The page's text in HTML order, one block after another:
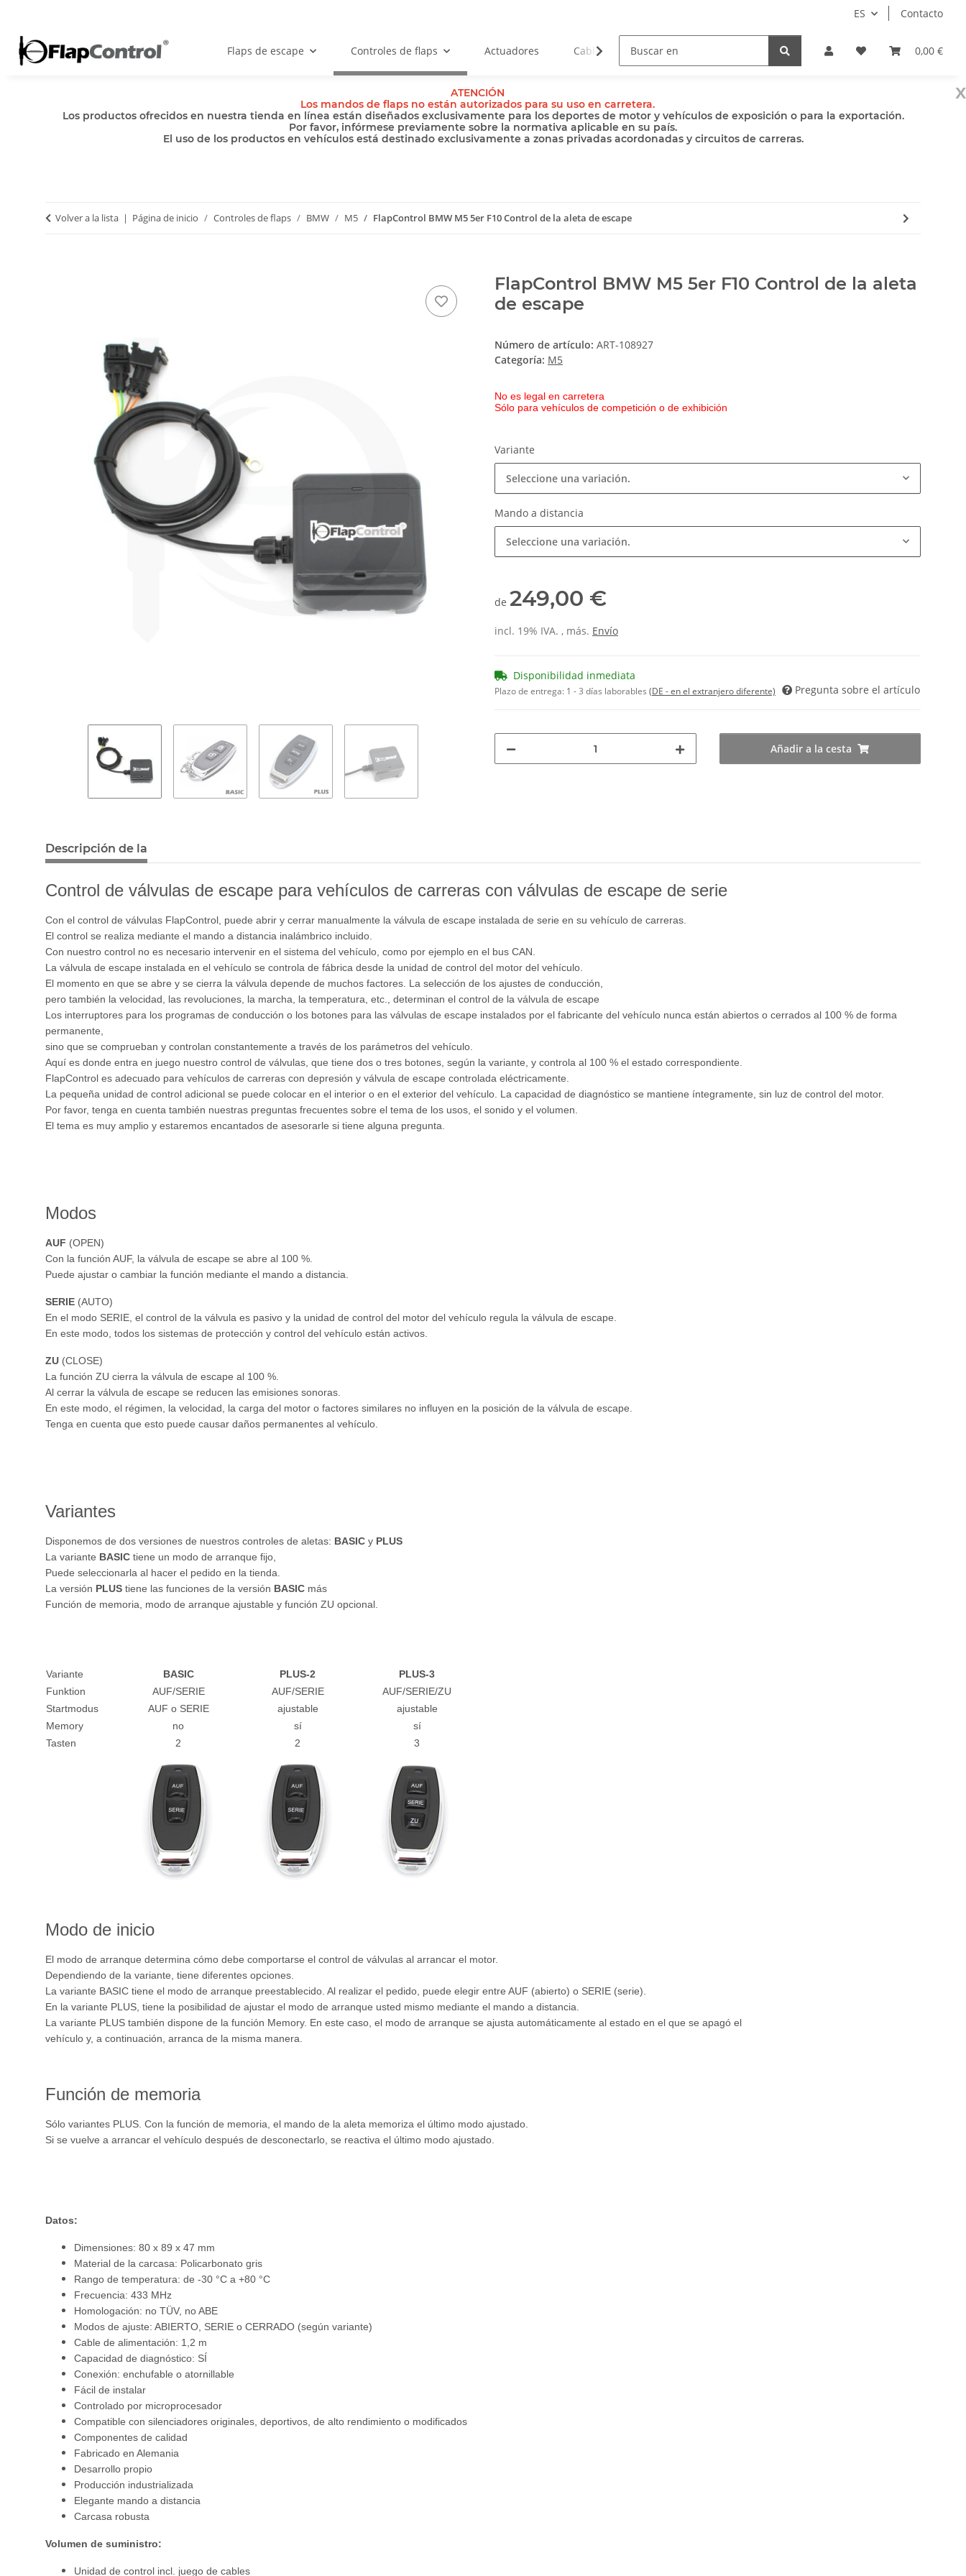
ES Contacto
0,00 €
Flaps de escape Controles de flaps Actuadores Cables Bombas
x
ATENCIÓN
Los mandos de flaps no están autorizados para su uso en carretera.
Los productos ofrecidos en nuestra tienda en línea están diseñados exclusivamente para los deportes de motor y vehículos de exposición o para la exportación.
Por favor, infórmese previamente sobre la normativa aplicable en su país.
El uso de los productos en vehículos está destinado exclusivamente a zonas privadas acordonadas y circuitos de carreras.
Volver a la lista Página de inicio Controles de flaps BMW M5 FlapControl BMW M5 5er F10 Control de la aleta de escape
FlapControl BMW M5 5er F10 Control de la aleta
de escape
Número de artículo: ART-108927
Categoría: M5
No es legal en carretera
Sólo para vehículos de competición o de exhibición
Variante
Seleccione una variación.
Mando a distancia
Seleccione una variación.
de 249,00 €
incl. 19% IVA. , más. Envío
Disponibilidad inmediata
Plazo de entrega: 1 - 3 días laborables (DE - en el extranjero diferente) Pregunta sobre el artículo
Añadir a la cesta
Descripción de la
Control de válvulas de escape para vehículos de carreras con válvulas de escape de serie
Con el control de válvulas FlapControl, puede abrir y cerrar manualmente la válvula de escape instalada de serie en su vehículo de carreras.
El control se realiza mediante el mando a distancia inalámbrico incluido.
Con nuestro control no es necesario intervenir en el sistema del vehículo, como por ejemplo en el bus CAN.
La válvula de escape instalada en el vehículo se controla de fábrica desde la unidad de control del motor del vehículo.
El momento en que se abre y se cierra la válvula depende de muchos factores. La selección de los ajustes de conducción,
pero también la velocidad, las revoluciones, la marcha, la temperatura, etc., determinan el control de la válvula de escape
Los interruptores para los programas de conducción o los botones para las válvulas de escape instalados por el fabricante del vehículo nunca están abiertos o cerrados al 100 % de forma
permanente,
sino que se comprueban y controlan constantemente a través de los parámetros del vehículo.
Aquí es donde entra en juego nuestro control de válvulas, que tiene dos o tres botones, según la variante, y controla al 100 % el estado correspondiente.
FlapControl es adecuado para vehículos de carreras con depresión y válvula de escape controlada eléctricamente.
La pequeña unidad de control adicional se puede colocar en el interior o en el exterior del vehículo. La capacidad de diagnóstico se mantiene íntegramente, sin luz de control del motor.
Por favor, tenga en cuenta también nuestras preguntas frecuentes sobre el tema de los usos, el sonido y el volumen.
El tema es muy amplio y estaremos encantados de asesorarle si tiene alguna pregunta.
Modos
AUF (OPEN)
Con la función AUF, la válvula de escape se abre al 100 %.
Puede ajustar o cambiar la función mediante el mando a distancia.
SERIE (AUTO)
En el modo SERIE, el control de la válvula es pasivo y la unidad de control del motor del vehículo regula la válvula de escape.
En este modo, todos los sistemas de protección y control del vehículo están activos.
ZU (CLOSE)
La función ZU cierra la válvula de escape al 100 %.
Al cerrar la válvula de escape se reducen las emisiones sonoras.
En este modo, el régimen, la velocidad, la carga del motor o factores similares no influyen en la posición de la válvula de escape.
Tenga en cuenta que esto puede causar daños permanentes al vehículo.
Variantes
Disponemos de dos versiones de nuestros controles de aletas: BASIC y PLUS
La variante BASIC tiene un modo de arranque fijo,
Puede seleccionarla al hacer el pedido en la tienda.
La versión PLUS tiene las funciones de la versión BASIC más
Función de memoria, modo de arranque ajustable y función ZU opcional.
Variante BASIC PLUS-2
PLUS-3
Funktion
AUF/SERIE AUF/SERIE
AUF/SERIE/ZU
Startmodus
AUF o SERIE ajustable
ajustable
Memory
no sí
sí
Tasten
2 2 3
Modo de inicio
El modo de arranque determina cómo debe comportarse el control de válvulas al arrancar el motor.
Dependiendo de la variante, tiene diferentes opciones.
La variante BASIC tiene el modo de arranque preestablecido. Al realizar el pedido, puede elegir entre AUF (abierto) o SERIE (serie).
En la variante PLUS, tiene la posibilidad de ajustar el modo de arranque usted mismo mediante el mando a distancia.
La variante PLUS también dispone de la función Memory. En este caso, el modo de arranque se ajusta automáticamente al estado en el que se apagó el
vehículo y, a continuación, arranca de la misma manera.
Función de memoria
Sólo variantes PLUS. Con la función de memoria, el mando de la aleta memoriza el último modo ajustado.
Si se vuelve a arrancar el vehículo después de desconectarlo, se reactiva el último modo ajustado.
Datos:
Dimensiones: 80 x 89 x 47 mm
Material de la carcasa: Policarbonato gris
Rango de temperatura: de -30 °C a +80 °C
Frecuencia: 433 MHz
Homologación: no TÜV, no ABE
Modos de ajuste: ABIERTO, SERIE o CERRADO (según variante)
Cable de alimentación: 1,2 m
Capacidad de diagnóstico: SÍ
Conexión: enchufable o atornillable
Fácil de instalar
Controlado por microprocesador
Compatible con silenciadores originales, deportivos, de alto rendimiento o modificados
Componentes de calidad
Fabricado en Alemania
Desarrollo propio
Producción industrializada
Elegante mando a distancia
Carcasa robusta
Volumen de suministro:
Unidad de control incl. juego de cables